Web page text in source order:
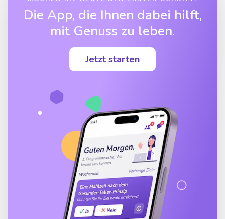
Die App, die Ihnen dabei hilft,
mit Genuss zu leben.
Jetzt starten